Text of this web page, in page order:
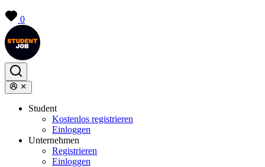
0
Student
Kostenlos registrieren
Einloggen
Unternehmen
Registrieren
Einloggen